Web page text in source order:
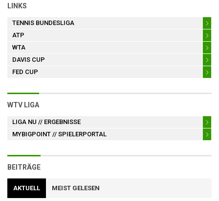
LINKS
TENNIS BUNDESLIGA
ATP
WTA
DAVIS CUP
FED CUP
WTV LIGA
LIGA NU // ERGEBNISSE
MYBIGPOINT // SPIELERPORTAL
BEITRÄGE
AKTUELL MEIST GELESEN